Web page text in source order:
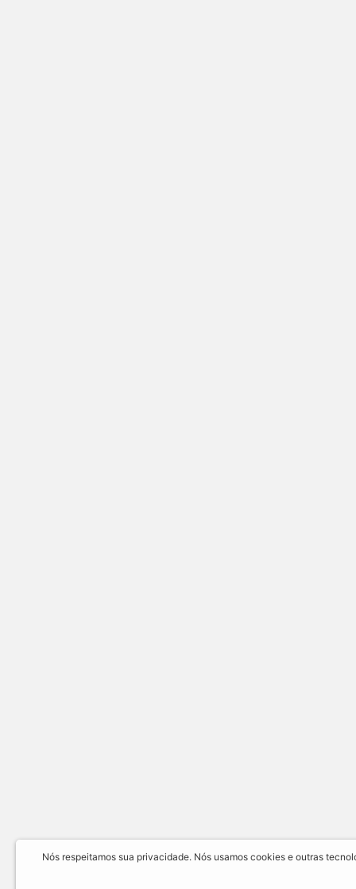
Nós respeitamos sua privacidade. Nós usamos cookies e outras